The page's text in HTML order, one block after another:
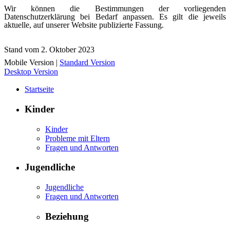
Wir können die Bestimmungen der vorliegenden
Datenschutzerklärung bei Bedarf anpassen. Es gilt die jeweils
aktuelle, auf unserer Website publizierte Fassung.
Stand vom 2. Oktober 2023
Mobile Version | Standard Version
Desktop Version
Startseite
Kinder
Kinder
Probleme mit Eltern
Fragen und Antworten
Jugendliche
Jugendliche
Fragen und Antworten
Beziehung